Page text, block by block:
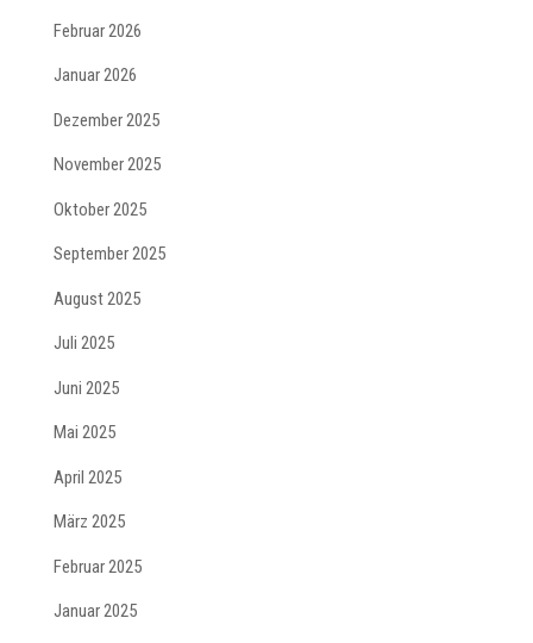
Februar 2026
Januar 2026
Dezember 2025
November 2025
Oktober 2025
September 2025
August 2025
Juli 2025
Juni 2025
Mai 2025
April 2025
März 2025
Februar 2025
Januar 2025